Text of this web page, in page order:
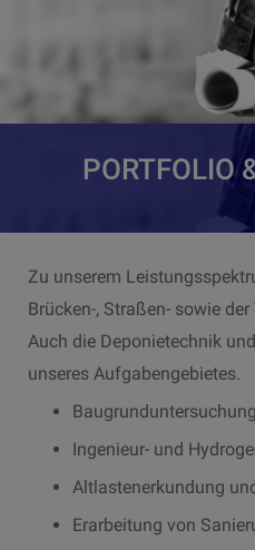
PORTFOLIO
Zu unserem
Brücken-, Straßen- sowie
Auch die Deponietechnik
unseres Aufgabengebietes.
Baugrunduntersuchung
Ingenieur- und
Altlastenerkundung
Erarbeitung von